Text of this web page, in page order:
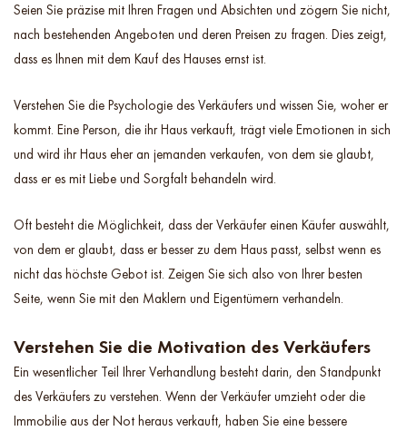
Seien Sie präzise mit Ihren Fragen und Absichten und zögern Sie nicht,
nach bestehenden Angeboten und deren Preisen zu fragen. Dies zeigt,
dass es Ihnen mit dem Kauf des Hauses ernst ist.
Verstehen Sie die Psychologie des Verkäufers und wissen Sie, woher er
kommt. Eine Person, die ihr Haus verkauft, trägt viele Emotionen in sich
und wird ihr Haus eher an jemanden verkaufen, von dem sie glaubt,
dass er es mit Liebe und Sorgfalt behandeln wird.
Oft besteht die Möglichkeit, dass der Verkäufer einen Käufer auswählt,
von dem er glaubt, dass er besser zu dem Haus passt, selbst wenn es
nicht das höchste Gebot ist. Zeigen Sie sich also von Ihrer besten
Seite, wenn Sie mit den Maklern und Eigentümern verhandeln.
Verstehen Sie die Motivation des Verkäufers
Ein wesentlicher Teil Ihrer Verhandlung besteht darin, den Standpunkt
des Verkäufers zu verstehen. Wenn der Verkäufer umzieht oder die
Immobilie aus der Not heraus verkauft, haben Sie eine bessere